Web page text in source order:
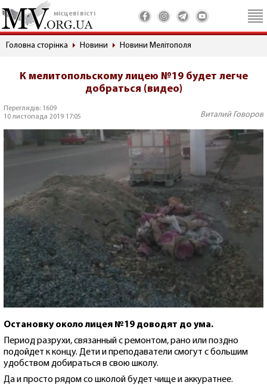
місцеві вісті
Головна сторінка Новини Новини Мелітополя
К мелитопольскому лицею №19 будет легче
добраться (видео)
Переглядів: 1609
10 листопада 2019 17:05
Виталий Говоров
Остановку около лицея №19 доводят до ума.
Период разрухи, связанный с ремонтом, рано или поздно
подойдет к концу. Дети и преподаватели смогут с большим
удобством добираться в свою школу.
Да и просто рядом со школой будет чище и аккуратнее.